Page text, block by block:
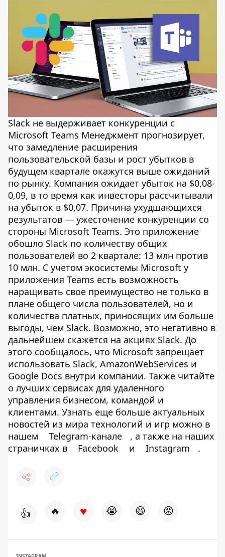
Slack не выдерживает конкуренции с
Microsoft Teams Менеджмент прогнозирует,
что замедление расширения
пользовательской базы и рост убытков в
будущем квартале окажутся выше ожиданий
по рынку. Компания ожидает убыток на $0,08-
0,09, в то время как инвесторы рассчитывали
на убыток в $0,07. Причина ухудшающихся
результатов — ужесточение конкуренции со
стороны Microsoft Teams. Это приложение
обошло Slack по количеству общих
пользователей во 2 квартале: 13 млн против
10 млн. С учетом экосистемы Microsoft у
приложения Teams есть возможность
наращивать свое преимущество не только в
плане общего числа пользователей, но и
количества платных, приносящих им больше
выгоды, чем Slack. Возможно, это негативно в
дальнейшем скажется на акциях Slack. До
этого сообщалось, что Microsoft запрещает
использовать Slack, AmazonWebServices и
Google Docs внутри компании. Также читайте
о лучших сервисах для удаленного
управления бизнесом, командой и
клиентами. Узнать еще больше актуальных
новостей из мира технологий и игр можно в
нашем
Telegram-канале
, а также на наших
страничках в
Facebook и Instagram .
👍 🔥 ♥ 😭 😆 😡